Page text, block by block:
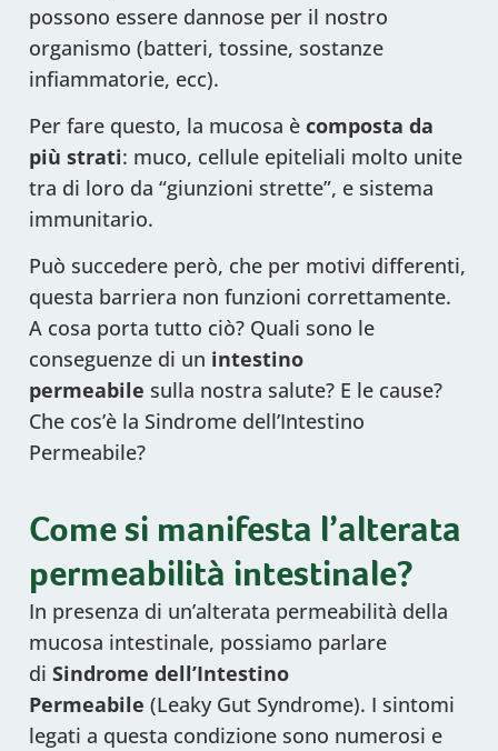
possono essere dannose per il nostro
organismo (batteri, tossine, sostanze
infiammatorie, ecc).
Per fare questo, la mucosa è composta da
più strati: muco, cellule epiteliali molto unite
tra di loro da “giunzioni strette”, e sistema
immunitario.
Può succedere però, che per motivi differenti,
questa barriera non funzioni correttamente.
A cosa porta tutto ciò? Quali sono le
conseguenze di un intestino
permeabile sulla nostra salute? E le cause?
Che cos’è la Sindrome dell’Intestino
Permeabile?
Come si manifesta l’alterata
permeabilità intestinale?
In presenza di un’alterata permeabilità della
mucosa intestinale, possiamo parlare
di Sindrome dell’Intestino
Permeabile (Leaky Gut Syndrome). I sintomi
legati a questa condizione sono numerosi e